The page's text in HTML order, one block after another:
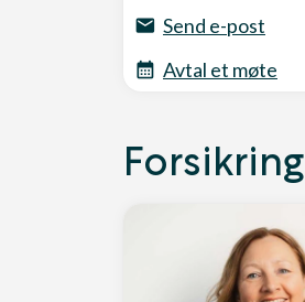
Send e-post
Avtal et møte
Forsikring